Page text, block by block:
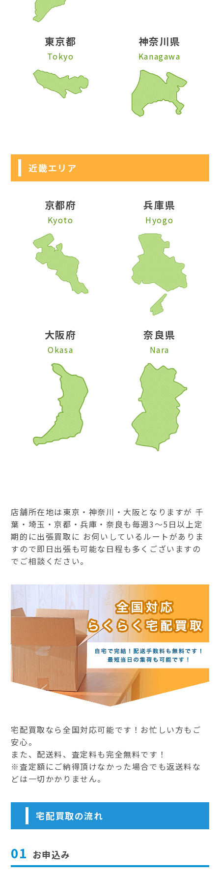
東京都
Tokyo
神奈川県
Kanagawa
近畿エリア
京都府
Kyoto
兵庫県
Hyogo
大阪府
Okasa
奈良県
Nara
店舗所在地は東京・神奈川・大阪となりますが 千
葉・埼玉・京都・兵庫・奈良も毎週3～5日以上定
期的に出張買取に お伺いしているルートがありま
すので即日出張も可能な日程も多くございますの
でご相談ください。
宅配買取なら全国対応可能です！お忙しい方もご
安心。
また、配送料、査定料も完全無料です！
※査定額にご納得頂けなかった場合でも返送料な
どは一切かかりません。
宅配買取の流れ
01 お申込み